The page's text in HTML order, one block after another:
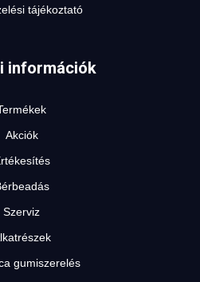
tájékoztató
információk
Akciók
Szerviz
gumiszerelés